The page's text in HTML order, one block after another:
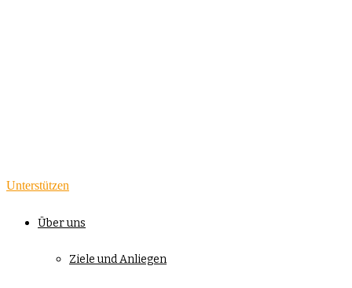
Unterstützen
Über uns
Ziele und Anliegen